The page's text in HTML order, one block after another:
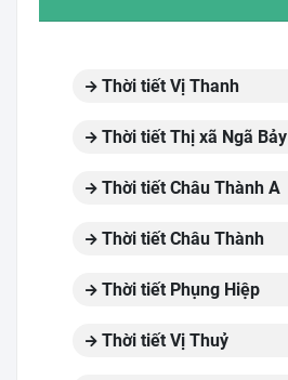
Thời tiết Vị Thanh
Thời tiết Thị xã Ngã Bảy
Thời tiết Châu Thành A
Thời tiết Châu Thành
Thời tiết Phụng Hiệp
Thời tiết Vị Thuỷ